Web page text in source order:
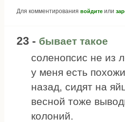
Для комментирования войдите или
23 - бывает такое
соленопсис не из
у меня есть
назад, сидят на
весной тоже
колоний.